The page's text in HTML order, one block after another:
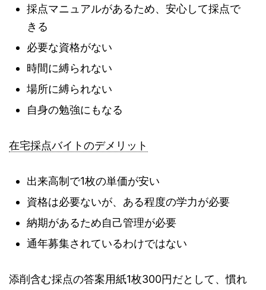
採点マニュアルがあるため、安心して採点で
きる
必要な資格がない
時間に縛られない
場所に縛られない
自身の勉強にもなる
在宅採点バイトのデメリット
出来高制で1枚の単価が安い
資格は必要ないが、ある程度の学力が必要
納期があるため自己管理が必要
通年募集されているわけではない
添削含む採点の答案用紙1枚300円だとして、慣れ